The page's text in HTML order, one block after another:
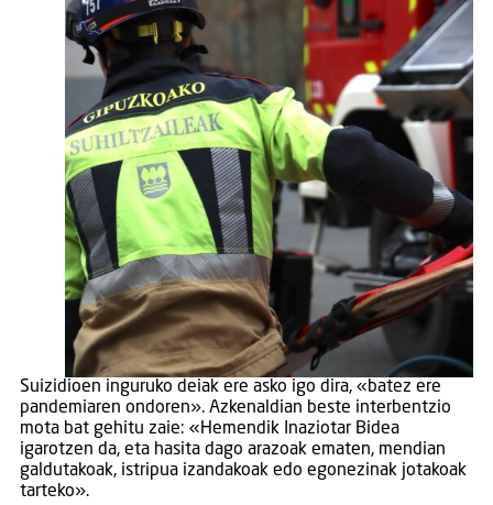
Suizidioen inguruko deiak ere asko igo dira, «batez ere
pandemiaren ondoren». Azkenaldian beste interbentzio
mota bat gehitu zaie: «Hemendik Inaziotar Bidea
igarotzen da, eta hasita dago arazoak ematen, mendian
galdutakoak, istripua izandakoak edo egonezinak jotakoak
tarteko».